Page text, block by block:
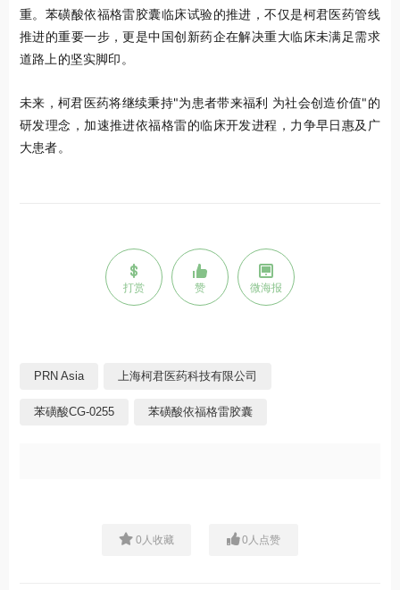
重。苯磺酸依福格雷胶囊临床试验的推进，不仅是柯君医药管线
推进的重要一步，更是中国创新药企在解决重大临床未满足需求
道路上的坚实脚印。
未来，柯君医药将继续秉持"为患者带来福利 为社会创造价值"的
研发理念，加速推进依福格雷的临床开发进程，力争早日惠及广
大患者。
打赏 赞 微海报
PRN Asia 上海柯君医药科技有限公司
苯磺酸CG-0255 苯磺酸依福格雷胶囊
0 人收藏 0 人点赞